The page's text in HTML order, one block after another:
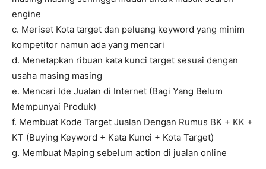
engine
c. Meriset Kota target dan peluang keyword yang minim
kompetitor namun ada yang mencari
d. Menetapkan ribuan kata kunci target sesuai dengan
usaha masing masing
e. Mencari Ide Jualan di Internet (Bagi Yang Belum
Mempunyai Produk)
f. Membuat Kode Target Jualan Dengan Rumus BK + KK +
KT (Buying Keyword + Kata Kunci + Kota Target)
g. Membuat Maping sebelum action di jualan online